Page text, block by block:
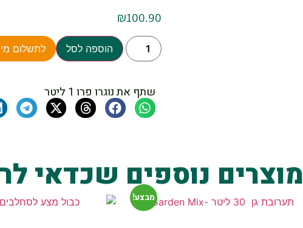
₪100.90
הוספה לסל לתשלום
שתף את נוגרו פרו 1 ליטר
מוצרים נוספים שכדאי
מבצע!